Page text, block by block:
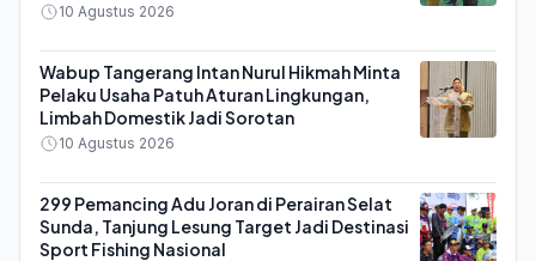
10 Agustus 2026
Wabup Tangerang Intan Nurul Hikmah Minta
Pelaku Usaha Patuh Aturan Lingkungan,
Limbah Domestik Jadi Sorotan
10 Agustus 2026
299 Pemancing Adu Joran di Perairan Selat
Sunda, Tanjung Lesung Target Jadi Destinasi
Sport Fishing Nasional